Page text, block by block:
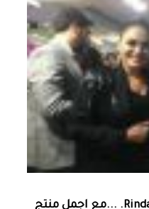
مؤمنة الشامي‏ مع ‏‎Rindala Kodeih‎‏. ...مع اجمل منتج